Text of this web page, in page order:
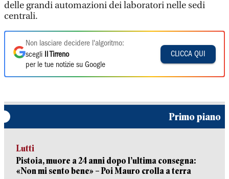
delle grandi automazioni dei laboratori nelle sedi
centrali.
Non lasciare decidere l'algoritmo:
scegli
Il Tirreno
per le tue notizie su Google
CLICCA QUI
Primo piano
Lutti
Pistoia, muore a 24 anni dopo l’ultima consegna:
«Non mi sento bene» – Poi Mauro crolla a terra